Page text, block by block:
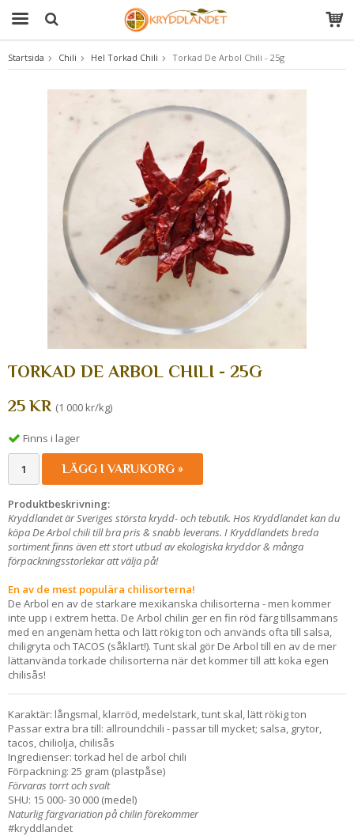
Produkten har blivit tillagd i varukorgen
Startsida Chili Hel Torkad Chili Torkad De Arbol Chili - 25g
TORKAD DE ARBOL CHILI - 25G
25 KR (1 000 kr/kg)
Finns i lager
LÄGG I VARUKORG »
Produktbeskrivning:
Kryddlandet är Sveriges största krydd- och tebutik. Hos Kryddlandet kan du
köpa De Arbol chili till bra pris & snabb leverans. I Kryddlandets breda
sortiment finns även ett stort utbud av ekologiska kryddor & många
förpackningsstorlekar att välja på!
En av de mest populära chilisorterna!
De Arbol en av de starkare mexikanska chilisorterna - men kommer
inte upp i extrem hetta. De Arbol chilin ger en fin röd färg tillsammans
med en angenäm hetta och lätt rökig ton och används ofta till salsa,
chiligryta och TACOS (såklart!). Tunt skal gör De Arbol till en av de mer
lättanvända torkade chilisorterna när det kommer till att koka egen
chilisås!
Karaktär: långsmal, klarröd, medelstark, tunt skal, lätt rökig ton
Passar extra bra till: allroundchili - passar till mycket; salsa, grytor,
tacos, chiliolja, chilisås
Ingredienser: torkad hel de arbol chili
Förpackning: 25 gram (plastpåse)
Förvaras torrt och svalt
SHU: 15 000- 30 000 (medel)
Naturlig färgvariation på chilin förekommer
#kryddlandet